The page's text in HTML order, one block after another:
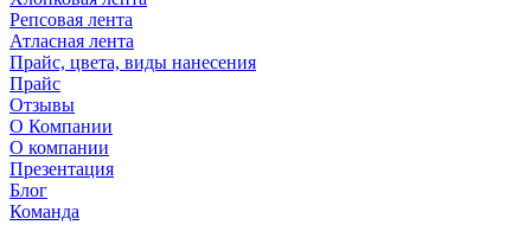
Репсовая лента
Атласная лента
Прайс, цвета, виды нанесения
Прайс
Отзывы
О Компании
О компании
Презентация
Блог
Команда